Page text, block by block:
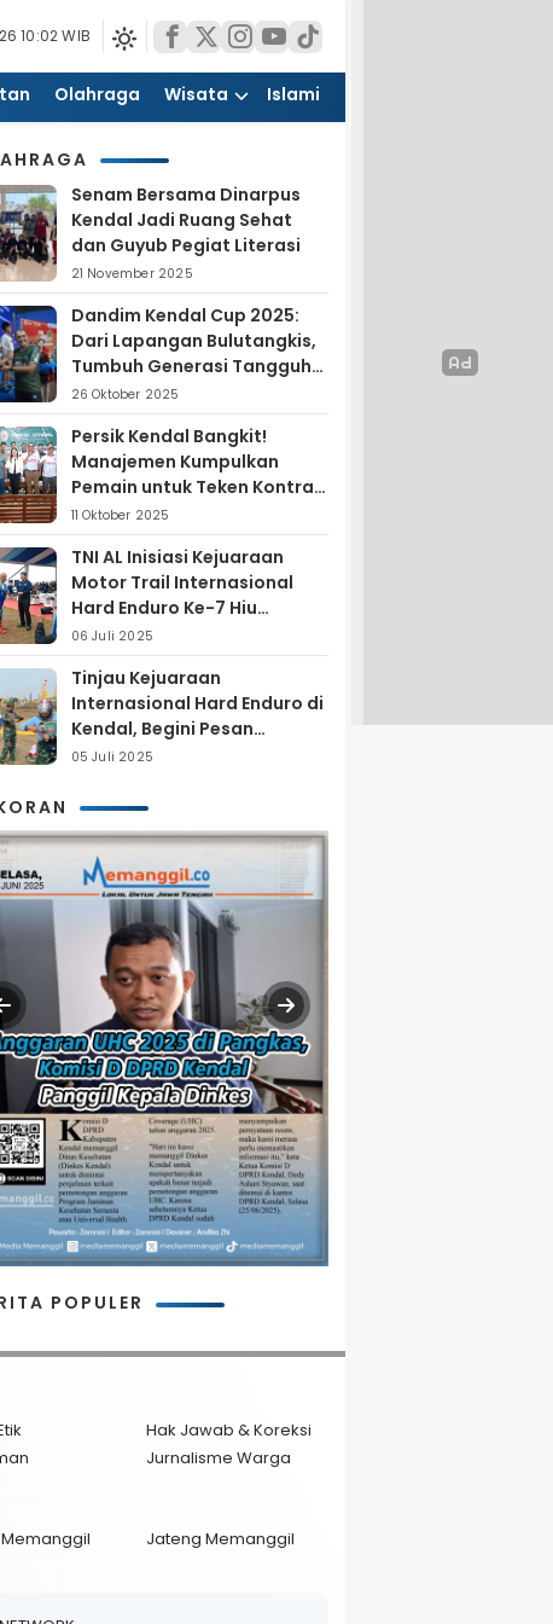
10:02 WIB
Olahraga Wisata Islami
Senam Bersama Dinarpus
Kendal Jadi Ruang Sehat
dan Guyub Pegiat Literasi
21 November 2025
Dandim Kendal Cup 2025:
Dari Lapangan Bulutangkis,
Tumbuh Generasi Tangguh
dan Nasionalis
26 Oktober 2025
Persik Kendal Bangkit!
Manajemen Kumpulkan
Pemain untuk Teken Kontrak
Jelang Liga 4
11 Oktober 2025
TNI AL Inisiasi Kejuaraan
Motor Trail Internasional
Hard Enduro Ke-7 Hiu
Selatan
06 Juli 2025
Tinjau Kejuaraan
Internasional Hard Enduro di
Kendal, Begini Pesan
Laksamana Pertama TNI AL
05 Juli 2025
POPULER
Hak Jawab & Koreksi
Jurnalisme Warga
Jateng Memanggil